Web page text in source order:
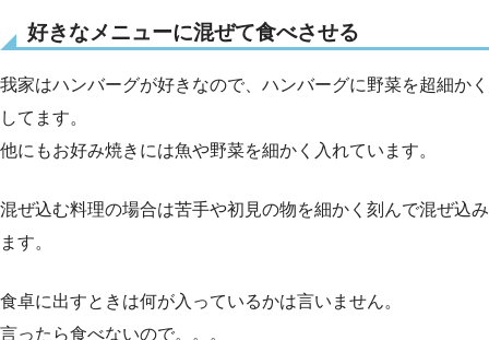
好きなメニューに混ぜて食べさせる
我家はハンバーグが好きなので、ハンバーグに野菜を超細かく
してます。
他にもお好み焼きには魚や野菜を細かく入れています。
混ぜ込む料理の場合は苦手や初見の物を細かく刻んで混ぜ込み
ます。
食卓に出すときは何が入っているかは言いません。
言ったら食べないので。。。